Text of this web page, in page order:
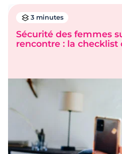
3 minutes
Sécurité des femmes
rencontre : la checklist